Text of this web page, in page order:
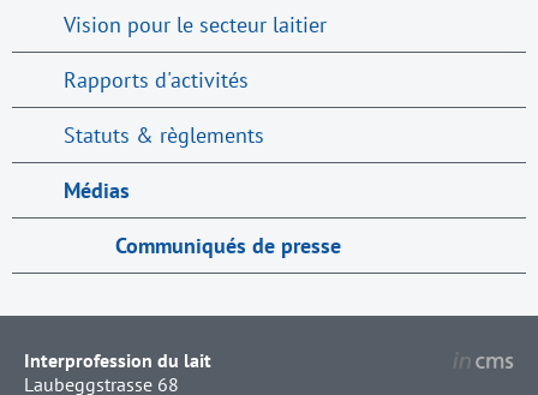
Vision pour le secteur laitier
Rapports d'activités
Statuts & règlements
Médias
Communiqués de presse
Interprofession du lait
Laubeggstrasse 68